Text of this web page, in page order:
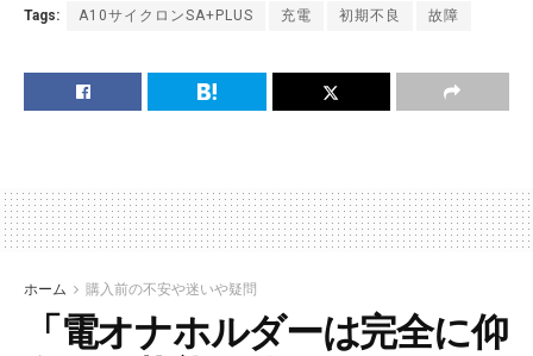
Tags: A10サイクロンSA+PLUS 充電 初期不良 故障
ホーム 購入前の不安や迷いや疑問
「電オナホルダーは完全に仰